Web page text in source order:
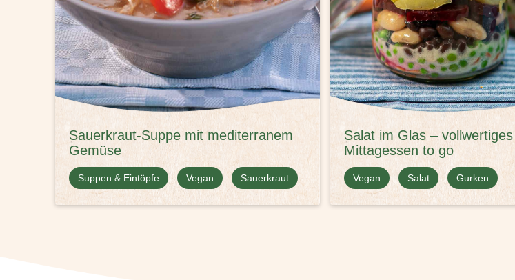
Sauerkraut-Suppe mit mediterranem
Gemüse
Suppen & Eintöpfe Vegan Sauerkraut
Salat im Glas – vollwertiges
Mittagessen to go
Vegan Salat Gurken